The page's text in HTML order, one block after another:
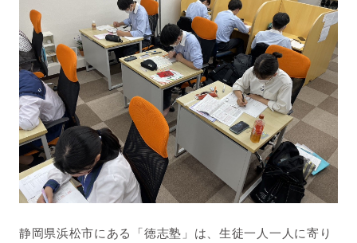
静岡県浜松市にある「徳志塾」は、生徒一人一人に寄り